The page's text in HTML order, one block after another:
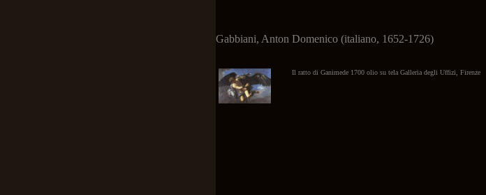
Gabbiani, Anton Domenico (italiano, 1652-1726)
Il ratto di Ganimede 1700 olio su tela Galleria degli Uffizi, Firenze